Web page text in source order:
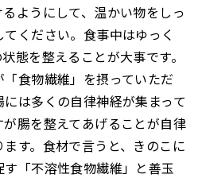
ようにして、温かい物をしっ
ください。食事中はゆっく
態を整えることが大事です。
食物繊維」を摂っていただ
は多くの自律神経が集まって
腸を整えてあげることが自律
す。食材で言うと、きのこに
「不溶性食物繊維」と善玉